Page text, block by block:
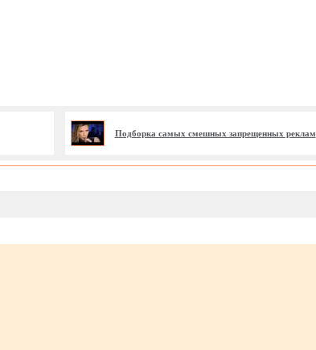
Подборка самых смешных запрещенных реклам